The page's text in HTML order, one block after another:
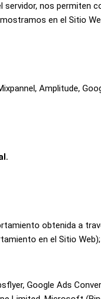
nos permiten
en el Sitio
Amplitude,
obtenida a
en el Sitio
Google Ads